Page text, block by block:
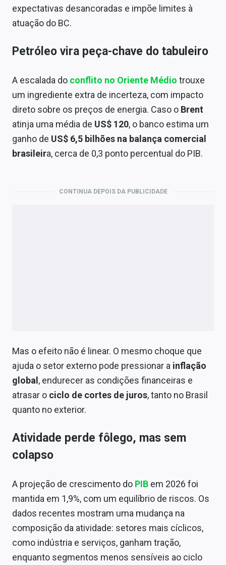
expectativas desancoradas e impõe limites à
atuação do BC.
Petróleo vira peça-chave do tabuleiro
A escalada do conflito no Oriente Médio trouxe
um ingrediente extra de incerteza, com impacto
direto sobre os preços de energia. Caso o Brent
atinja uma média de US$ 120, o banco estima um
ganho de US$ 6,5 bilhões na balança comercial
brasileira, cerca de 0,3 ponto percentual do PIB.
CONTINUA DEPOIS DA PUBLICIDADE
Mas o efeito não é linear. O mesmo choque que
ajuda o setor externo pode pressionar a inflação
global , endurecer as condições financeiras e
atrasar o ciclo de cortes de juros, tanto no Brasil
quanto no exterior.
Atividade perde fôlego, mas sem
colapso
A projeção de crescimento do PIB em 2026 foi
mantida em 1,9%, com um equilíbrio de riscos. Os
dados recentes mostram uma mudança na
composição da atividade: setores mais cíclicos,
como indústria e serviços, ganham tração,
enquanto segmentos menos sensíveis ao ciclo